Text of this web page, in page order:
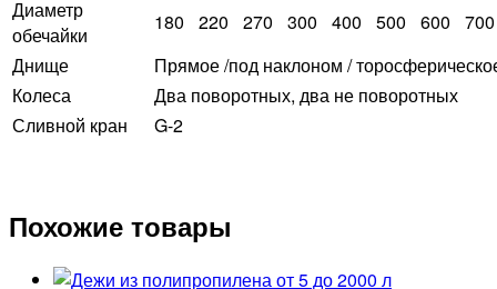
Диаметр
обечайки
180 220 270 300 400 500 600
700
Днище
Прямое /под наклоном /
Колеса
Два поворотных, два не поворотных
Сливной кран
G-2
Похожие товары